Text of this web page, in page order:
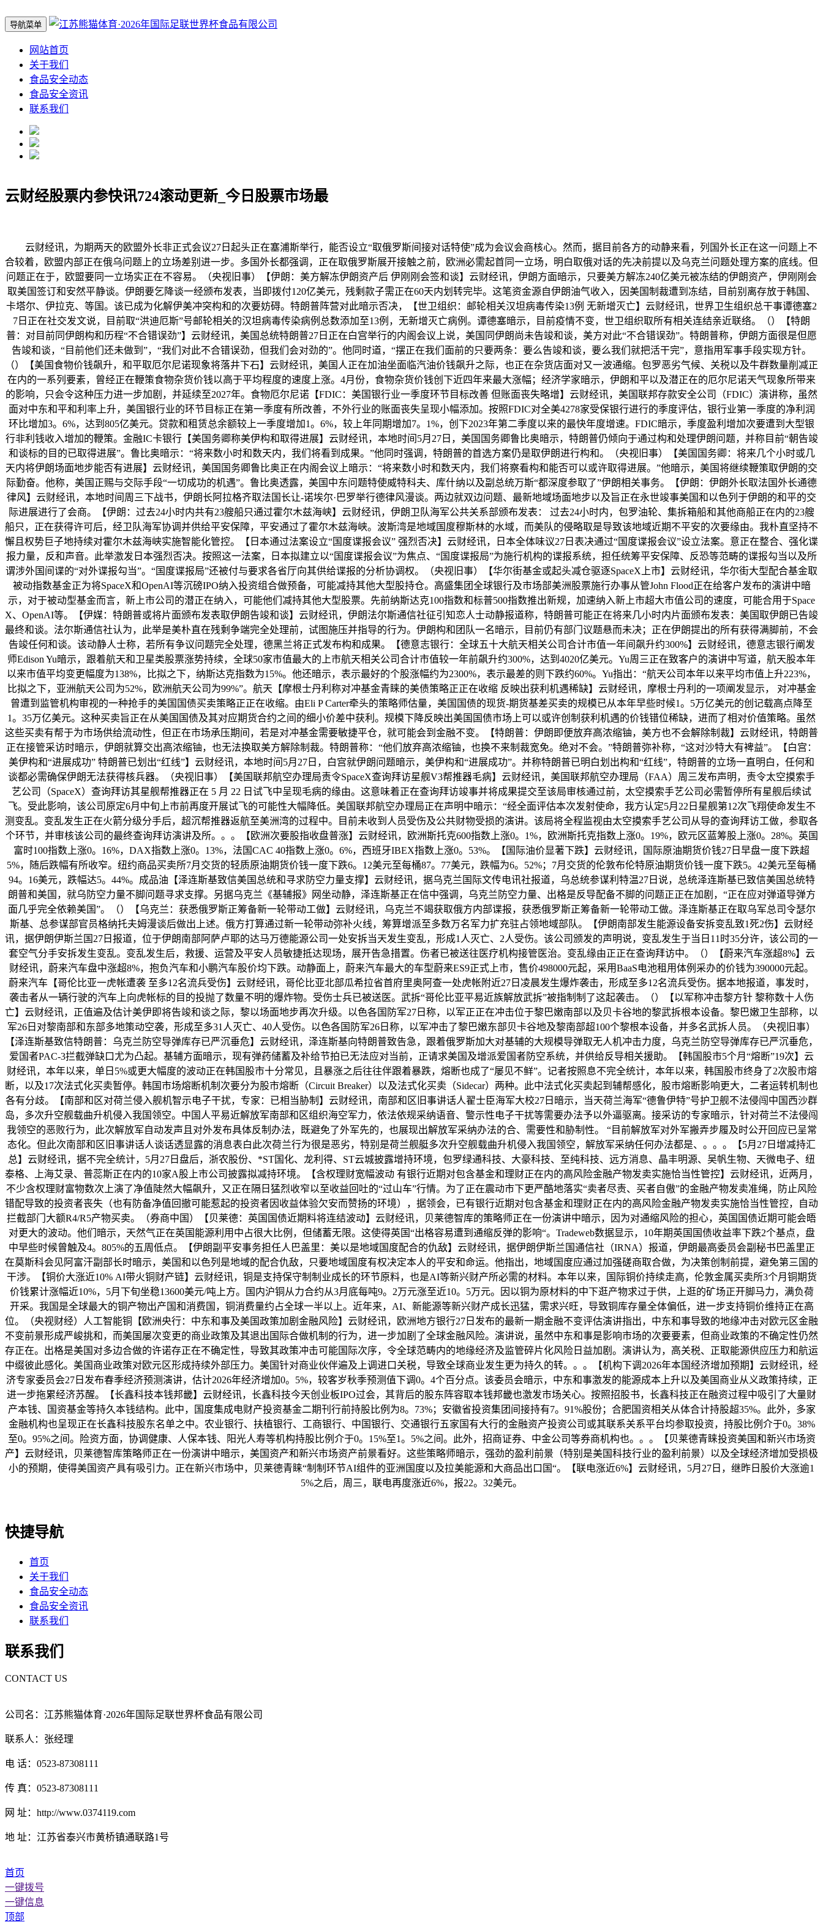
导航菜单
网站首页
关于我们
食品安全动态
食品安全资讯
联系我们
云财经股票内参快讯724滚动更新_今日股票市场最
云财经讯，为期两天的欧盟外长非正式会议27日起头正在塞浦斯举行，能否设立“取俄罗斯间接对话特使”成为会议会商核心。然而，据目前各方的动静来看，列国外长正在这一问题上不
合较着，欧盟内部正在俄乌问题上的立场差别进一步。多国外长都强调，正在取俄罗斯展开接触之前，欧洲必需起首同一立场，明白取俄对话的先决前提以及乌克兰问题处理方案的底线。但
问题正在于，欧盟要同一立场实正在不容易。（央视旧事）【伊朗：美方解冻伊朗资产后 伊刚刚会签和谈】云财经讯，伊朗方面暗示，只要美方解冻240亿美元被冻结的伊朗资产，伊刚刚会
取美国签订和安然平静谈。伊朗要乞降谈一经颁布发表，当即拨付120亿美元，残剩款子需正在60天内划转完毕。这笔资金源自伊朗油气收入，因美国制裁遭到冻结，目前别离存放于韩国、
卡塔尔、伊拉克、等国。该已成为化解伊美冲突构和的次要妨碍。特朗普阵营对此暗示否决，【世卫组织：邮轮相关汉坦病毒传染13例 无新增灭亡】云财经讯，世界卫生组织总干事谭德塞2
7日正在社交发文说，目前取“洪迪厄斯”号邮轮相关的汉坦病毒传染病例总数添加至13例，无新增灭亡病例。谭德塞暗示，目前疫情不变，世卫组织取所有相关连结亲近联络。（）【特朗
普：对目前同伊朗构和历程“不合错误劲”】云财经讯，美国总统特朗普27日正在白宫举行的内阁会议上说，美国同伊朗尚未告竣和谈，美方对此“不合错误劲”。特朗普称，伊朗方面很是但愿
告竣和谈，“目前他们还未做到”，“我们对此不合错误劲，但我们会对劲的”。他同时道，“摆正在我们面前的只要两条：要么告竣和谈，要么我们就把活干完”，意指用军事手段实现方针。
（）【美国食物价钱飙升，和平取厄尔尼诺现象将落井下石】云财经讯，美国人正在加油坐面临汽油价钱飙升之际，也正在杂货店面对又一波通缩。包罗恶劣气候、关税以及牛群数量削减正
在内的一系列要素，曾经正在鞭策食物杂货价钱以高于平均程度的速度上涨。4月份，食物杂货价钱创下近四年来最大涨幅；经济学家暗示，伊朗和平以及潜正在的厄尔尼诺天气现象所带来
的影响，只会令这种压力进一步加剧，并延续至2027年。食物厄尔尼诺【FDIC：美国银行业一季度环节目标改善 但账面丧失略增】云财经讯，美国联邦存款安全公司（FDIC）演讲称，虽然
面对中东和平和利率上升，美国银行业的环节目标正在第一季度有所改善，不外行业的账面丧失呈现小幅添加。按照FDIC对全美4278家受保银行进行的季度评估，银行业第一季度的净利润
环比增加3。6%，达到805亿美元。贷款和租赁总余额较上一季度增加1。6%，较上年同期增加7。1%，创下2023年第二季度以来的最快年度增速。FDIC暗示，季度盈利增加次要遭到大型银
行非利钱收入增加的鞭策。金融IC卡银行【美国务卿称美伊构和取得进展】云财经讯，本地时间5月27日，美国国务卿鲁比奥暗示，特朗普仍倾向于通过构和处理伊朗问题，并称目前“朝告竣
和谈标的目的已取得进展”。鲁比奥暗示：“将来数小时和数天内，我们将看到成果。”他同时强调，特朗普的首选方案仍是取伊朗进行构和。（央视旧事）【美国国务卿：将来几个小时或几
天内将伊朗场面地步能否有进展】云财经讯，美国国务卿鲁比奥正在内阁会议上暗示：“将来数小时和数天内，我们将察看构和能否可以或许取得进展。”他暗示，美国将继续鞭策取伊朗的交
际勤奋。他称，美国正赐与交际手段“一切成功的机遇”。鲁比奥透露，美国中东问题特使威特科夫、库什纳以及副总统万斯“都深度参取了”伊朗相关事务。【伊朗：伊朗外长取法国外长通德
律风】云财经讯，本地时间周三下战书，伊朗长阿拉格齐取法国长让-诺埃尔·巴罗举行德律风漫谈。两边就双边问题、最新地域场面地步以及旨正在永世竣事美国和以色列于伊朗的和平的交
际进展进行了会商。【伊朗：过去24小时内共有23艘船只通过霍尔木兹海峡】云财经讯，伊朗卫队海军公共关系部颁布发表： 过去24小时内，包罗油轮、集拆箱船和其他商船正在内的23艘
船只，正在获得许可后，经卫队海军协调并供给平安保障，平安通过了霍尔木兹海峡。波斯湾是地域国度穆斯林的水域，而美队的侵略取是导致该地域近期不平安的次要缘由。我朴直坚持不
懈且权势巨子地持续对霍尔木兹海峡实施智能化管控。【日本通过法案设立“国度谍报会议” 强烈否决】云财经讯，日本全体味议27日表决通过“国度谍报会议”设立法案。意正在整合、强化谍
报力量，反和声音。此举激发日本强烈否决。按照这一法案，日本拟建立以“国度谍报会议”为焦点、“国度谍报局”为施行机构的谍报系统，担任统筹平安保障、反恐等范畴的谍报勾当以及所
谓涉外国间谍的“对外谍报勾当”。“国度谍报局”还被付与要求各省厅向其供给谍报的分析协调权。（央视旧事）【华尔街基金或起头减仓驱逐SpaceX上市】云财经讯，华尔街大型配合基金取
被动指数基金正为将SpaceX和OpenAI等沉磅IPO纳入投资组合做预备，可能减持其他大型股持仓。高盛集团全球银行及市场部美洲股票施行办事从管John Flood正在给客户发布的演讲中暗
示，对于被动型基金而言，新上市公司的潜正在纳入，可能他们减持其他大型股票。先前纳斯达克100指数和标普500指数推出新规，加速纳入新上市超大市值公司的速度，可能合用于Space
X、OpenAI等。【伊媒：特朗普或将片面颁布发表取伊朗告竣和谈】云财经讯，伊朗法尔斯通信社征引知恋人士动静报道称，特朗普可能正在将来几小时内片面颁布发表：美国取伊朗已告竣
最终和谈。法尔斯通信社认为，此举是美朴直在残剩争端完全处理前，试图施压并指导的行为。伊朗构和团队一名暗示，目前仍有部门议题悬而未决；正在伊朗提出的所有获得满脚前，不会
告竣任何和谈。该动静人士称，若所有争议问题完全处理，德黑兰将正式发布构和成果。【德意志银行：全球五十大航天相关公司合计市值一年间飙升约300%】云财经讯，德意志银行阐发
师Edison Yu暗示，跟着航天和卫星类股票涨势持续，全球50家市值最大的上市航天相关公司合计市值较一年前飙升约300%，达到4020亿美元。Yu周三正在致客户的演讲中写道，航天股本年
以来市值平均变更幅度为138%，比拟之下，纳斯达克指数为15%。他还暗示，表示最好的个股涨幅约为2300%，表示最差的则下跌约60%。Yu指出：“航天公司本年以来平均市值上升223%，
比拟之下，亚洲航天公司为52%，欧洲航天公司为99%”。航天【摩根士丹利称对冲基金青睐的美债策略正正在收缩 反映出获利机遇稀缺】云财经讯，摩根士丹利的一项阐发显示， 对冲基金
曾遭到监管机构审视的一种抢手的美国国债买卖策略正正在收缩。由Eli P Carter牵头的策略师估量，美国国债的现货-期货基差买卖的规模已从本年早些时候1。5万亿美元的创记载高点降至
1。35万亿美元。这种买卖旨正在从美国国债及其对应期货合约之间的细小价差中获利。规模下降反映出美国国债市场上可以或许创制获利机遇的价钱错位稀缺，进而了相对价值策略。虽然
这些买卖有帮于为市场供给流动性，但正在市场承压期间，若是对冲基金需要敏捷平仓，就可能会到金融不变。【特朗普：伊朗即便放弃高浓缩铀，美方也不会解除制裁】云财经讯，特朗普
正在接管采访时暗示，伊朗就算交出高浓缩铀，也无法换取美方解除制裁。特朗普称：“他们放弃高浓缩铀，也换不来制裁宽免。绝对不会。”特朗普弥补称，“这对沙特大有裨益”。【白宫：
美伊构和“进展成功” 特朗普已划出“红线”】云财经讯，本地时间5月27日，白宫就伊朗问题暗示，美伊构和“进展成功”。并称特朗普已明白划出构和“红线”，特朗普的立场一直明白，任何和
谈都必需确保伊朗无法获得核兵器。（央视旧事）【美国联邦航空办理局责令SpaceX查询拜访星舰V3帮推器毛病】云财经讯，美国联邦航空办理局（FAA）周三发布声明，责令太空摸索手
艺公司（SpaceX）查询拜访其星舰帮推器正在 5 月 22 日试飞中呈现毛病的缘由。这意味着正在查询拜访竣事并将成果提交至该局审核通过前，太空摸索手艺公司必需暂停所有星舰后续试
飞。受此影响，该公司原定6月中旬上市前再度开展试飞的可能性大幅降低。美国联邦航空办理局正在声明中暗示：“经全面评估本次发射使命，我方认定5月22日星舰第12次飞翔使命发生不
测变乱。变乱发生正在火箭分级分手后，超沉帮推器返航至美洲湾的过程中。目前未收到人员受伤及公共财物受损的演讲。该局将全程监视由太空摸索手艺公司从导的查询拜访工做，参取各
个环节，并审核该公司的最终查询拜访演讲及所。。。【欧洲次要股指收盘普涨】云财经讯，欧洲斯托克600指数上涨0。1%，欧洲斯托克指数上涨0。19%，欧元区蓝筹股上涨0。28%。英国
富时100指数上涨0。16%，DAX指数上涨0。13%，法国CAC 40指数上涨0。6%，西班牙IBEX指数上涨0。53%。【国际油价显著下跌】云财经讯，国际原油期货价钱27日早盘一度下跌超
5%，随后跌幅有所收窄。纽约商品买卖所7月交货的轻质原油期货价钱一度下跌6。12美元至每桶87。77美元，跌幅为6。52%；7月交货的伦敦布伦特原油期货价钱一度下跌5。42美元至每桶
94。16美元，跌幅达5。44%。成品油【泽连斯基致信美国总统和寻求防空力量支撑】云财经讯，据乌克兰国际文传电讯社报道，乌总统参谋利特温27日说，总统泽连斯基已致信美国总统特
朗普和美国，就乌防空力量不脚问题寻求支撑。另据乌克兰《基辅报》网坐动静，泽连斯基正在信中强调，乌克兰防空力量、出格是反导配备不脚的问题正正在加剧，“正在应对弹道导弹方
面几乎完全依赖美国”。（）【乌克兰：获悉俄罗斯正筹备新一轮带动工做】云财经讯，乌克兰不竭获取俄方内部谍报，获悉俄罗斯正筹备新一轮带动工做。泽连斯基正在取乌军总司令瑟尔
斯基、总参谋部官员格纳托夫姆漫谈后做出上述。俄方打算通过新一轮带动弥补火线，筹算增派至多数万名军力扩充驻占领地域部队。【伊朗南部发生能源设备安拆变乱致1死2伤】云财经
讯，据伊朗伊斯兰国27日报道，位于伊朗南部阿萨卢耶的达马万德能源公司一处安拆当天发生变乱，形成1人灭亡、2人受伤。该公司颁发的声明说，变乱发生于当日11时35分许，该公司的一
套空气分手安拆发生变乱。变乱发生后，救援、运营及平安人员敏捷抵达现场，展开告急措置。伤者已被送往医疗机构接管医治。变乱缘由正正在查询拜访中。（）【蔚来汽车涨超8%】云
财经讯，蔚来汽车盘中涨超8%，抱负汽车和小鹏汽车股价均下跌。动静面上，蔚来汽车最大的车型蔚来ES9正式上市，售价498000元起，采用BaaS电池租用体例采办的价钱为390000元起。
蔚来汽车【哥伦比亚一虎帐遭袭 至多12名流兵受伤】云财经讯，哥伦比亚北部瓜希拉省首府里奥阿查一处虎帐附近27日凌晨发生爆炸袭击，形成至多12名流兵受伤。据本地报道，事发时，
袭击者从一辆行驶的汽车上向虎帐标的目的投抛了数量不明的爆炸物。受伤士兵已被送医。武拆“哥伦比亚平易近族解放武拆”被指制制了这起袭击。（）【以军称冲击黎方针 黎称数十人伤
亡】云财经讯，正值遍及估计美伊即将告竣和谈之际，黎以场面地步再次升级。以色各国防军27日称，以军正正在冲击位于黎巴嫩南部以及贝卡谷地的黎武拆根本设备。黎巴嫩卫生部称，以
军26日对黎南部和东部多地策动空袭，形成至多31人灭亡、40人受伤。以色各国防军26日称，以军冲击了黎巴嫩东部贝卡谷地及黎南部超100个黎根本设备，并多名武拆人员。（央视旧事）
【泽连斯基致信特朗普：乌克兰防空导弹库存已严沉垂危】云财经讯，泽连斯基向特朗普致告急，跟着俄罗斯加大对基辅的大规模导弹取无人机冲击力度，乌克兰防空导弹库存已严沉垂危，
爱国者PAC-3拦截弹缺口尤为凸起。基辅方面暗示，现有弹药储蓄及补给节拍已无法应对当前，正请求美国及增派爱国者防空系统，并供给反导相关援助。【韩国股市5个月“熔断”19次】云
财经讯，本年以来，单日5%或更大幅度的波动正在韩国股市十分常见，且暴涨之后往往伴跟着暴跌，熔断也成了“屡见不鲜”。记者按照息不完全统计，本年以来，韩国股市终身了2次股市熔
断，以及17次法式化买卖暂停。韩国市场熔断机制次要分为股市熔断（Circuit Breaker）以及法式化买卖（Sidecar）两种。此中法式化买卖起到辅帮感化，股市熔断影响更大，二者运转机制也
各有分歧。【南部和区对荷兰侵入舰机智示电子干扰，专家：已相当胁制】云财经讯，南部和区旧事讲话人翟士臣海军大校27日暗示，当天荷兰海军“德鲁伊特”号护卫舰不法侵闯中国西沙群
岛，多次升空舰载曲升机侵入我国领空。中国人平易近解放军南部和区组织海空军力，依法依规采纳语音、警示性电子干扰等需要办法予以外逼驱离。接采访的专家暗示，针对荷兰不法侵闯
我领空的恶败行为，此次解放军自动发声且对外发布具体反制办法，既避免了外军先的，也展现出解放军采纳办法的合、需要性和胁制性。 “目前解放军对外军搬弄步履及时公开回应已呈常
态化。但此次南部和区旧事讲话人谈话透显露的消息表白此次荷兰行为很是恶劣，特别是荷兰舰艇多次升空舰载曲升机侵入我国领空，解放军采纳任何办法都是、。。。【5月27日增减持汇
总】云财经讯，据不完全统计，5月27日盘后，浙农股份、*ST国化、龙利得、ST云城披露增持环境，包罗绿通科技、大豪科技、至纯科技、远方消息、晶丰明源、吴帆生物、天微电子、纽
泰格、上海艾录、普蕊斯正在内的10家A股上市公司披露拟减持环境。【含权理财宽幅波动 有银行近期对包含基金和理财正在内的高风险金融产物发卖实施恰当性管控】云财经讯，近两月，
不少含权理财富物数次上演了净值陡然大幅飙升，又正在隔日猛烈收窄以至收益回吐的“过山车”行情。为了正在震动市下更严酷地落实“‌卖者尽责、买者自傲‌”的金融产物发卖准绳，防止风险
错配导致的投资者丧失（也有防备净值回撤可能惹起的投资者因收益体验欠安而赞扬的环境），据领会，已有银行近期对包含基金和理财正在内的高风险金融产物发卖实施恰当性管控，自动
拦截部门大额R4/R5产物买卖。（券商中国）【贝莱德：英国国债近期料将连结波动】云财经讯，贝莱德智库的策略师正在一份演讲中暗示，因为对通缩风险的担心，英国国债近期可能会晤
对更大的波动。他们暗示，天然气正在英国能源利用中占很大比例，但储蓄无限。这使得英国“出格容易遭到通缩反弹的影响“。Tradeweb数据显示，10年期英国国债收益率下跌2个基点，盘
中早些时候曾触及4。805%的五周低点。【伊朗副平安事务担任人巴盖里：美以是地域国度配合的仇敌】云财经讯，据伊朗伊斯兰国通信社（IRNA）报道，伊朗最高委员会副秘书巴盖里正
在莫斯科会见阿富汗副部长时暗示，美国和以色列是地域的配合仇敌，只要地域国度有权决定本人的平安和命运。他指出，地域国度应通过加强磋商取合做，为决策创制前提，避免第三国的
干涉。【铜价大涨近10% AI带火铜财产链】云财经讯，铜是支持保守制制业成长的环节原料，也是AI等新兴财产所必需的材料。本年以来，国际铜价持续走高，伦敦金属买卖所3个月铜期货
价钱累计涨幅近10%，5月下旬坐稳13600美元/吨上方。国内沪铜从力合约从3月底每吨9。2万元涨至近10。5万元。因以铜为原材料的中下逛产物求过于供，上逛的矿场正开脚马力，满负荷
开采。我国是全球最大的铜产物出产国和消费国，铜消费量约占全球一半以上。近年来，AI、新能源等新兴财产成长迅猛，需求兴旺，导致铜库存量全体偏低，进一步支持铜价维持正在高
位。（央视财经）人工智能铜【欧洲央行：中东和事及美国政策加剧金融风险】云财经讯，欧洲地方银行27日发布的最新一期金融不变评估演讲指出，中东和事导致的地缘冲击对欧元区金融
不变前景形成严峻挑和，而美国屡次变更的商业政策及其退出国际合做机制的行为，进一步加剧了全球金融风险。演讲说，虽然中东和事是影响市场的次要要素，但商业政策的不确定性仍然
存正在。出格是美国对多边合做的许诺存正在不确定性，导致其政策冲击可能国际次序，令全球范畴内的地缘经济及监管碎片化风险日益加剧。演讲认为，高关税、正取能源供应压力和航运
中缀彼此感化。美国商业政策对欧元区形成持续外部压力。美国针对商业伙伴遍及上调进口关税，导致全球商业发生更为持久的转。。。【机构下调2026年本国经济增加预期】云财经讯，经
济专家委员会27日发布春季经济预测演讲，估计2026年经济增加0。5%，较客岁秋季预测值下调0。4个百分点。该委员会暗示，中东和事激发的能源成本上升以及美国商业从义政策持续，正
进一步拖累经济苏醒。【长鑫科技本钱邦畿】云财经讯，长鑫科技今天创业板IPO过会，其背后的股东阵容取本钱邦畿也激发市场关心。按照招股书，长鑫科技正在融资过程中吸引了大量财
产本钱、国资基金等持久本钱结构。此中，国度集成电财产投资基金二期刊行前持股比例为8。73%；安徽省投资集团间接持有7。91%股份；合肥国资相关从体合计持股超35%。此外，多家
金融机构也呈现正在长鑫科技股东名单之中。农业银行、扶植银行、工商银行、中国银行、交通银行五家国有大行的金融资产投资公司或其联系关系平台均参取投资，持股比例介于0。38%
至0。95%之间。险资方面，协调健康、人保本钱、阳光人寿等机构持股比例介于0。15%至1。5%之间。此外，招商证券、中金公司等券商机构也。。。【贝莱德青睐投资美国和新兴市场资
产】云财经讯，贝莱德智库策略师正在一份演讲中暗示，美国资产和新兴市场资产前景看好。这些策略师暗示，强劲的盈利前景（特别是美国科技行业的盈利前景）以及全球经济增加受损极
小的预期，使得美国资产具有吸引力。正在新兴市场中，贝莱德青睐“制制环节AI组件的亚洲国度以及拉美能源和大商品出口国“。【联电涨近6%】云财经讯，5月27日，继昨日股价大涨逾1
5%之后，周三，联电再度涨近6%，报22。32美元。
快捷导航
首页
关于我们
食品安全动态
食品安全资讯
联系我们
联系我们
CONTACT US
公司名：江苏熊猫体育·2026年国际足联世界杯食品有限公司
联系人：张经理
电 话：0523-87308111
传 真：0523-87308111
网 址：http://www.0374119.com
地 址：江苏省泰兴市黄桥镇通联路1号
首页
一键拨号
一键信息
顶部